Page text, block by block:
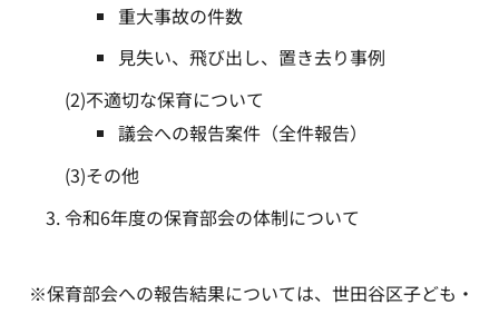
重大事故の件数
見失い、飛び出し、置き去り事例
(2)不適切な保育について
議会への報告案件（全件報告）
(3)その他
令和6年度の保育部会の体制について
※保育部会への報告結果については、世田谷区子ども・